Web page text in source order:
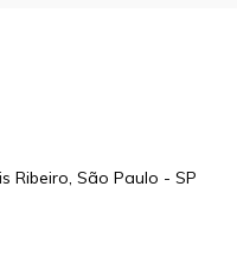
Ribeiro, São Paulo - SP